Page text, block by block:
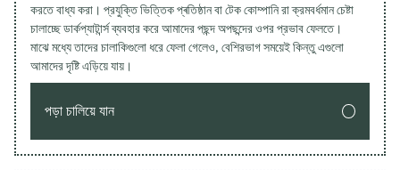
করতে বাধ্য করা। প্রযুক্তি ভিত্তিক প্ৰতিষ্ঠান বা টেক কোম্পানি রা ক্রমবর্ধমান চেষ্টা
চালাচ্ছে ডার্কপ্যাটার্ন্স ব্যবহার করে আমাদের পছন্দ অপছন্দের ওপর প্রভাব ফেলতে।
মাঝে মধ্যে তাদের চালাকিগুলো ধরে ফেলা গেলেও, বেশিরভাগ সময়েই কিন্তু এগুলো
আমাদের দৃষ্টি এড়িয়ে যায়।
পড়া চালিয়ে যান